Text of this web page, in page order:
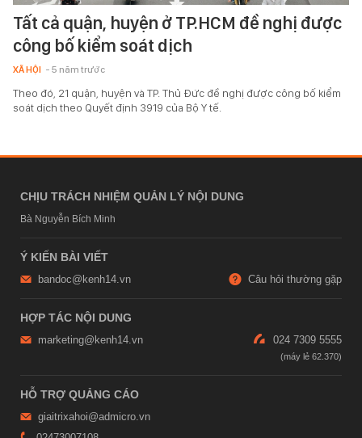
Tất cả quận, huyện ở TP.HCM đề nghị được
công bố kiểm soát dịch
XÃ HỘI - 5 năm trước
Theo đó, 21 quận, huyện và TP. Thủ Đức đề nghị được công bố kiểm
soát dịch theo Quyết định 3919 của Bộ Y tế.
CHỊU TRÁCH NHIỆM QUẢN LÝ NỘI DUNG
Bà Nguyễn Bích Minh
Ý KIẾN BÀI VIẾT
bandoc@kenh14.vn Câu hỏi thường gặp
HỢP TÁC NỘI DUNG
marketing@kenh14.vn 024 7309 5555
HỖ TRỢ QUẢNG CÁO
giaitrixahoi@admicro.vn